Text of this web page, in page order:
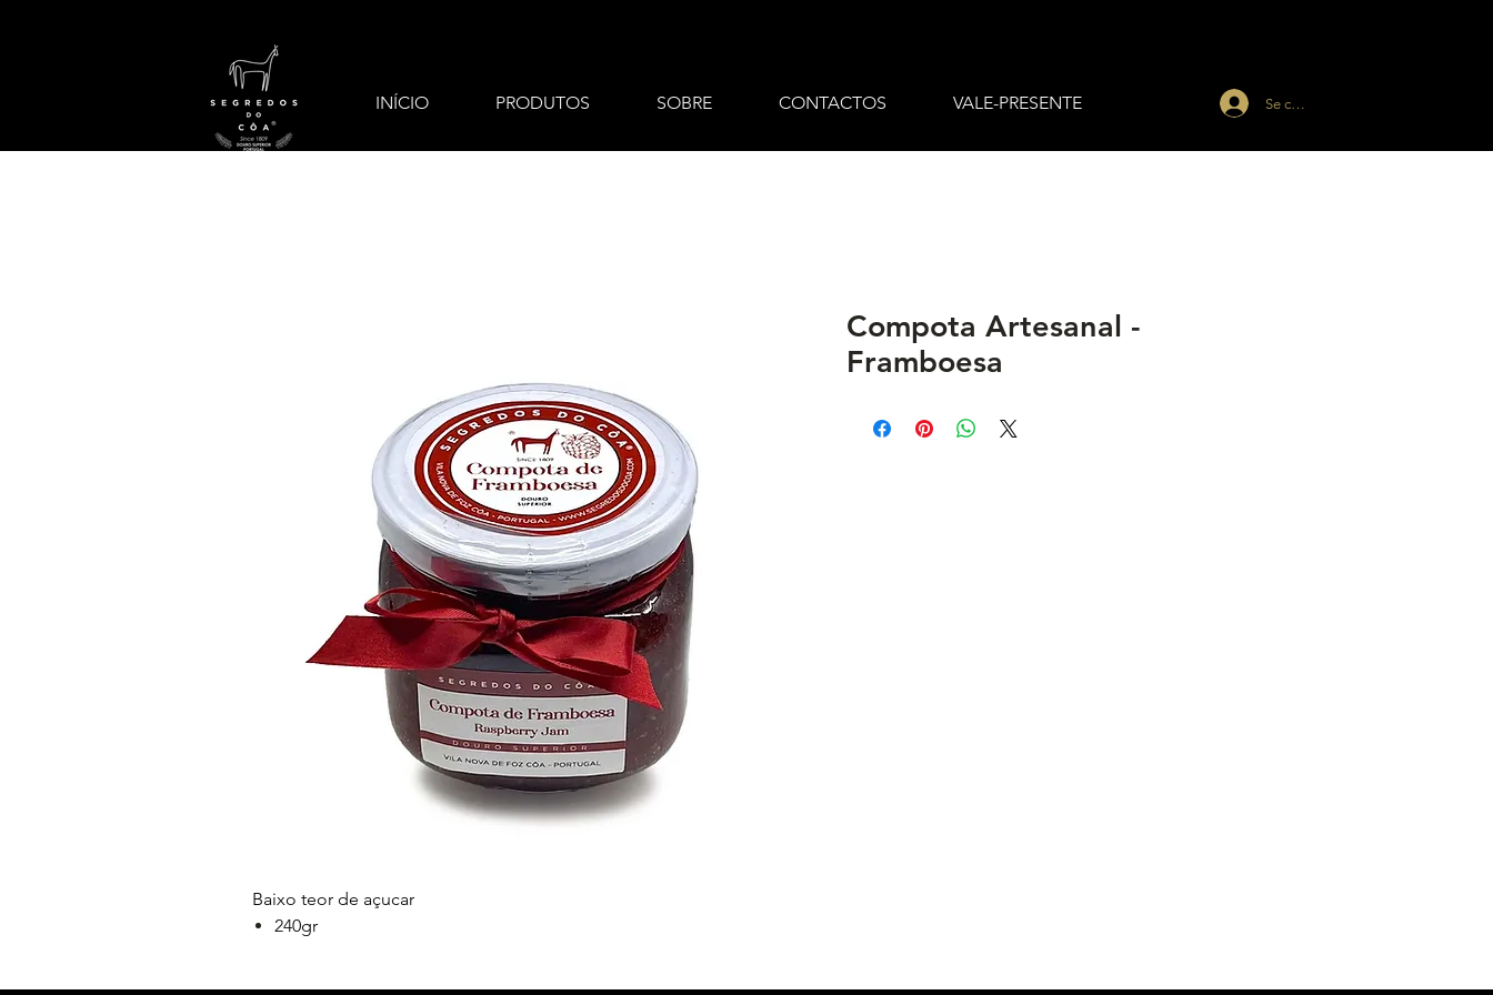
INÍCIO PRODUTOS SOBRE CONTACTOS VALE-PRESENTE Se connecter
Baixo teor de açucar
240gr
Compota Artesanal -
Framboesa